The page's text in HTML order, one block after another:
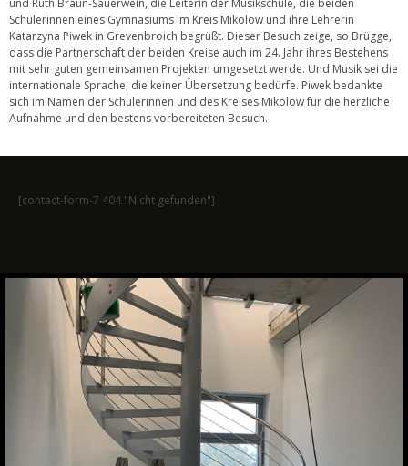
Schülerinnen eines Gymnasiums im Kreis Mikolow und ihre Lehrerin
Katarzyna Piwek in Grevenbroich begrüßt. Dieser Besuch zeige, so Brügge,
dass die Partnerschaft der beiden Kreise auch im 24. Jahr ihres Bestehens
mit sehr guten gemeinsamen Projekten umgesetzt werde. Und Musik sei die
internationale Sprache, die keiner Übersetzung bedürfe. Piwek bedankte
sich im Namen der Schülerinnen und des Kreises Mikolow für die herzliche
Aufnahme und den bestens vorbereiteten Besuch.
[contact-form-7 404 "Nicht gefunden"]